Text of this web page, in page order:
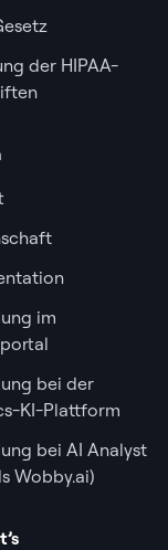
der HIPAA-
im
bei der
KI-Plattform
bei AI Analyst
Wobby.ai)